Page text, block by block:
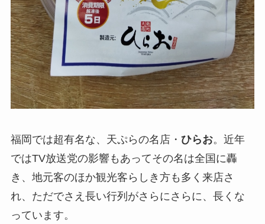
福岡では超有名な、天ぷらの名店・ ひらお。近年
ではTV放送党の影響もあってその名は全国に轟
き、地元客のほか観光客らしき方も多く来店さ
れ、ただでさえ長い行列がさらにさらに、長くな
っています。